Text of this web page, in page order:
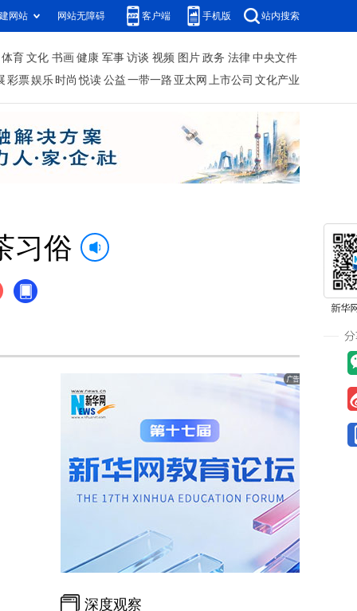
网站 网站无障碍 客户端 手机版 站内搜索
体育 文化 书画 健康 军事 访谈 视频 图片 政务 法律 中央文件
彩票娱乐 时尚 悦读 公益 一带一路 亚太网 上市公司 文化产业
习俗
深度观察